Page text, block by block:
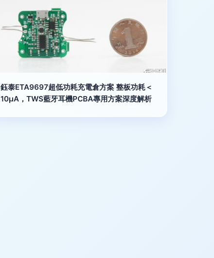
鈺泰ETA9697超低功耗充電倉方案 整板功耗＜
10μA，TWS藍牙耳機PCBA專用方案深度解析